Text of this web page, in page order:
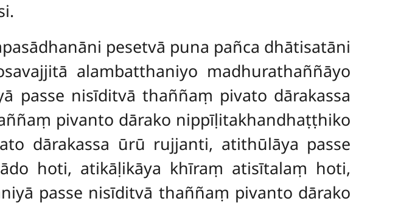
pesetvā puna pañca dhātisatāni
alambatthaniyo madhurathaññāyo
passe nisīditvā thaññaṃ pivato dārakassa
pivanto dārako nippīḷitakhandhaṭṭhiko
dārakassa ūrū rujjanti, atithūlāya passe
hoti, atikāḷikāya khīraṃ atisītalaṃ hoti,
passe nisīditvā thaññaṃ pivanto dārako